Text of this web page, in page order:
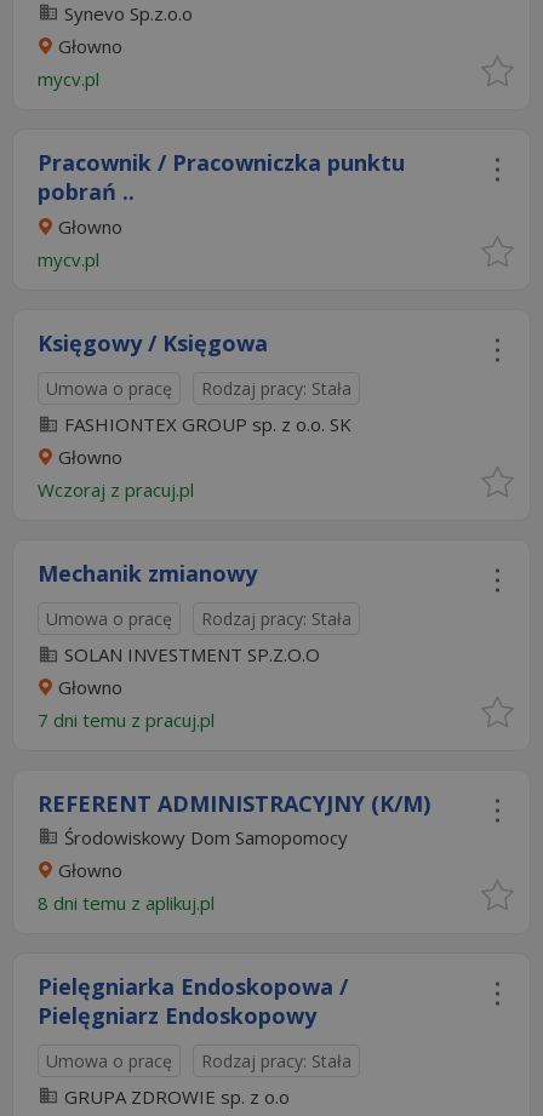
Synevo Sp.z.o.o
Głowno
mycv.pl
Pracownik / Pracowniczka punktu
pobrań ..
Głowno
mycv.pl
Księgowy / Księgowa
Umowa o pracę Rodzaj pracy: Stała
FASHIONTEX GROUP sp. z o.o. SK
Głowno
Wczoraj z pracuj.pl
Mechanik zmianowy
Umowa o pracę Rodzaj pracy: Stała
SOLAN INVESTMENT SP.Z.O.O
Głowno
7 dni temu z pracuj.pl
REFERENT ADMINISTRACYJNY (K/M)
Środowiskowy Dom Samopomocy
Głowno
8 dni temu z aplikuj.pl
Pielęgniarka Endoskopowa /
Pielęgniarz Endoskopowy
Umowa o pracę Rodzaj pracy: Stała
GRUPA ZDROWIE sp. z o.o